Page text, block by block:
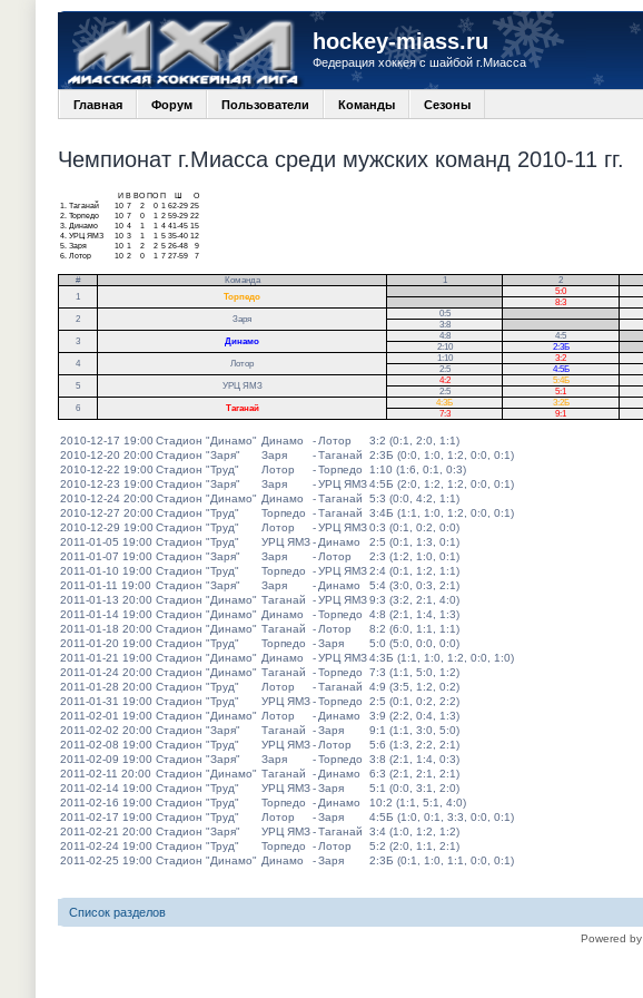
hockey-miass.ru
Федерация хоккея с шайбой г.Миасса
Главная Форум Пользователи Команды Сезоны
Чемпионат г.Миасса среди мужских команд 2010-11 гг.
И В ВО ПО П
О
1.
Таганай 10 7 2 0 1 62-29 25
2. Торпедо 10 7 0 1 2 59-29 22
3.
Динамо 10 4 1 1 4 41-45 15
4. УРЦ ЯМЗ 10 3 1 1 5 35-40 12
5. Заря 10 1 2 2 5 26-48
9
6. Лотор 10 2 0 1 7 27-59 7
# Команда 1 2
1
Торпедо
5:0
8:3
2
Заря
0:5
3:8
3
Динамо
4:8 4:5
2:10 2:3Б
4
Лотор
1:10 3:2
2:5 4:5Б
5
УРЦ ЯМЗ
4:2 5:4Б
2:5 5:1
6
Таганай
4:3Б 3:2Б
7:3 9:1
2010-12-17 19:00Стадион "Динамо" Динамо - Лотор
3:2 (0:1, 2:0, 1:1)
2010-12-20 20:00Стадион "Заря" Заря -Таганай
2:3Б (0:0, 1:0, 1:2, 0:0, 0:1)
2010-12-22 19:00Стадион "Труд" Лотор -Торпедо
1:10 (1:6, 0:1, 0:3)
2010-12-23 19:00Стадион "Заря" Заря -УРЦ ЯМЗ4:5Б (2:0, 1:2, 1:2, 0:0, 0:1)
2010-12-24 20:00Стадион "Динамо" Динамо -Таганай
5:3 (0:0, 4:2, 1:1)
2010-12-27 20:00Стадион "Труд" Торпедо -Таганай
3:4Б (1:1, 1:0, 1:2, 0:0, 0:1)
2010-12-29 19:00Стадион "Труд" Лотор -УРЦ ЯМЗ0:3 (0:1, 0:2, 0:0)
2011-01-05 19:00 Стадион "Труд" УРЦ ЯМЗ- Динамо
2:5 (0:1, 1:3, 0:1)
2011-01-07 19:00 Стадион "Заря" Заря - Лотор
2:3 (1:2, 1:0, 0:1)
2011-01-10 19:00 Стадион "Труд" Торпедо -УРЦ ЯМЗ2:4 (0:1, 1:2, 1:1)
2011-01-11 19:00 Стадион "Заря" Заря - Динамо
5:4 (3:0, 0:3, 2:1)
2011-01-13 20:00 Стадион "Динамо" Таганай -УРЦ ЯМЗ9:3 (3:2, 2:1, 4:0)
2011-01-14 19:00 Стадион "Динамо" Динамо -Торпедо
4:8 (2:1, 1:4, 1:3)
2011-01-18 20:00 Стадион "Динамо" Таганай - Лотор
8:2 (6:0, 1:1, 1:1)
2011-01-20 19:00 Стадион "Труд" Торпедо -Заря
5:0 (5:0, 0:0, 0:0)
2011-01-21 19:00 Стадион "Динамо" Динамо -УРЦ ЯМЗ4:3Б (1:1, 1:0, 1:2, 0:0, 1:0)
2011-01-24 20:00 Стадион "Динамо" Таганай -Торпедо
7:3 (1:1, 5:0, 1:2)
2011-01-28 20:00 Стадион "Труд" Лотор -Таганай
4:9 (3:5, 1:2, 0:2)
2011-01-31 19:00 Стадион "Труд" УРЦ ЯМЗ-Торпедо
2:5 (0:1, 0:2, 2:2)
2011-02-01 19:00 Стадион "Динамо" Лотор - Динамо
3:9 (2:2, 0:4, 1:3)
2011-02-02 20:00 Стадион "Заря" Таганай -Заря
9:1 (1:1, 3:0, 5:0)
2011-02-08 19:00 Стадион "Труд" УРЦ ЯМЗ- Лотор
5:6 (1:3, 2:2, 2:1)
2011-02-09 19:00 Стадион "Заря" Заря -Торпедо
3:8 (2:1, 1:4, 0:3)
2011-02-11 20:00 Стадион "Динамо" Таганай - Динамо
6:3 (2:1, 2:1, 2:1)
2011-02-14 19:00 Стадион "Труд" УРЦ ЯМЗ-Заря
5:1 (0:0, 3:1, 2:0)
2011-02-16 19:00 Стадион "Труд" Торпедо - Динамо
10:2 (1:1, 5:1, 4:0)
2011-02-17 19:00 Стадион "Труд" Лотор -Заря
4:5Б (1:0, 0:1, 3:3, 0:0, 0:1)
2011-02-21 20:00 Стадион "Заря" УРЦ ЯМЗ-Таганай
3:4 (1:0, 1:2, 1:2)
2011-02-24 19:00 Стадион "Труд" Торпедо - Лотор
5:2 (2:0, 1:1, 2:1)
2011-02-25 19:00 Стадион "Динамо" Динамо -Заря 2:3Б (0:1, 1:0, 1:1, 0:0, 0:1)
Список разделов
Powered by